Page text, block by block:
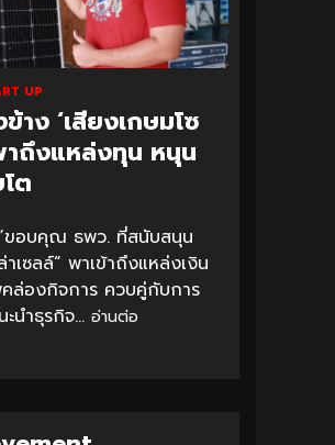
UP
าง ‘เสียงเกษมโซ
าถึงแหล่งทุน หนุน
ต
“ขอบคุณ ธพว. ที่สนับสนุน
าเซลล์” พาเข้าถึงแหล่งเงิน
ล่องกิจการ ควบคู่กับการ
นำธุรกิจ... อ่านต่อ